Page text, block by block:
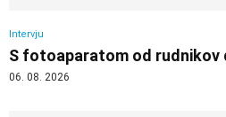
Intervju
S fotoaparatom od rudnikov
06. 08. 2026